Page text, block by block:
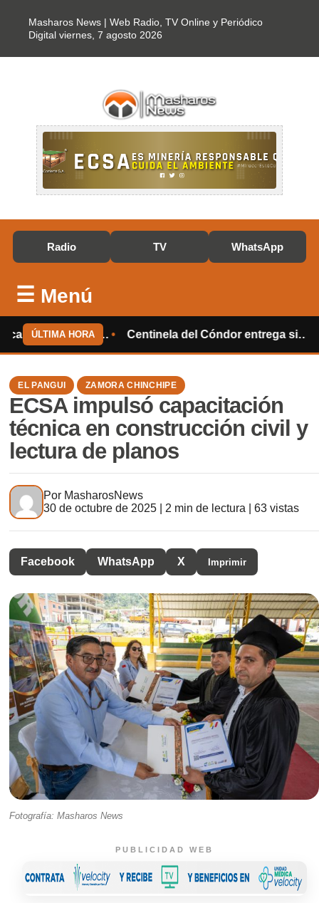
Masharos News | Web Radio, TV Online y Periódico
Digital viernes, 7 agosto 2026
Radio TV WhatsApp
☰
ÚLTIMA HORA
el Mundial de 2030 Centinela del Cóndor entrega sillas de ruedas y ayuda humanitaria Sindicato
EL PANGUI ZAMORA CHINCHIPE
ECSA impulsó capacitación
técnica en construcción civil y
lectura de planos
Por MasharosNews
30 de octubre de 2025 | 2 min de lectura | 63 vistas
Facebook WhatsApp X Imprimir
Fotografía: Masharos News
PUBLICIDAD WEB